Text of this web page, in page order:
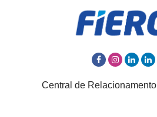
Central de Relacionamento